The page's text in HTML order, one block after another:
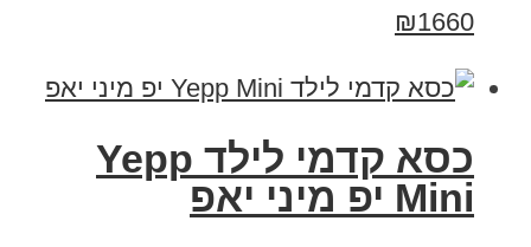
₪1660
כסא קדמי לילד Yepp
Mini יפ מיני יאפ